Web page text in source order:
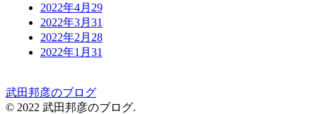
2022年4月 29
2022年3月 31
2022年2月 28
2022年1月 31
武田邦彦のブログ
© 2022 武田邦彦のブログ.